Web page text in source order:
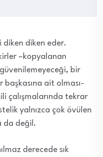
diken diken eder.
–kopyalanan
bir
başkasına ait olması-
çalışmalarında tekrar
yalnızca çok övülen
da değil.
derecede sık